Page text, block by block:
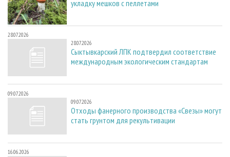
укладку мешков с пеллетами
28.07.2026
28.07.2026
Сыктывкарский ЛПК подтвердил соответствие
международным экологическим стандартам
09.07.2026
09.07.2026
Отходы фанерного производства «Свезы» могут
стать грунтом для рекультивации
16.06.2026